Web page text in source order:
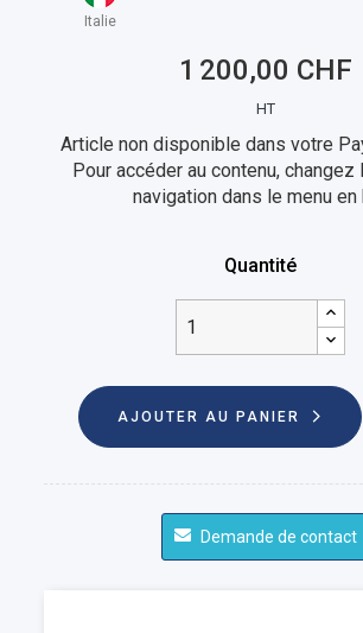
Italie
1 200,00 CHF
HT
Article non disponible dans votre
Pour accéder au contenu, changez
navigation dans le menu en
Quantité
AJOUTER AU PANIER
Demande de contact